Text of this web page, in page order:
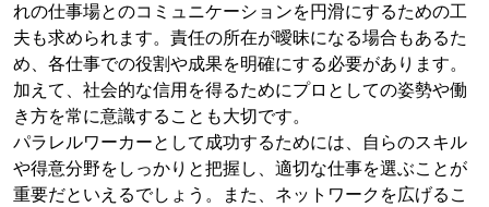
れの仕事場とのコミュニケーションを円滑にするための工
夫も求められます。責任の所在が曖昧になる場合もあるた
め、各仕事での役割や成果を明確にする必要があります。
加えて、社会的な信用を得るためにプロとしての姿勢や働
き方を常に意識することも大切です。
パラレルワーカーとして成功するためには、自らのスキル
や得意分野をしっかりと把握し、適切な仕事を選ぶことが
重要だといえるでしょう。また、ネットワークを広げるこ